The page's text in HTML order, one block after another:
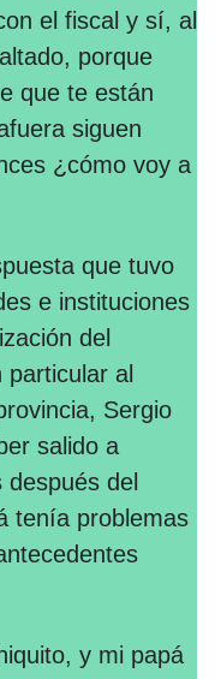
el fiscal y sí, al
porque
que te están
siguen
¿cómo voy a
que tuvo
e instituciones
del
al
Sergio
salido a
del
tenía problemas
y mi papá